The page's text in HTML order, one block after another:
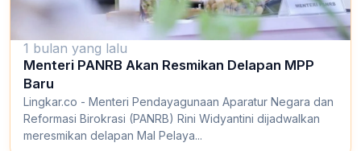
1 bulan yang lalu
Menteri PANRB Akan Resmikan Delapan MPP
Baru
Lingkar.co - Menteri Pendayagunaan Aparatur Negara dan
Reformasi Birokrasi (PANRB) Rini Widyantini dijadwalkan
meresmikan delapan Mal Pelaya...